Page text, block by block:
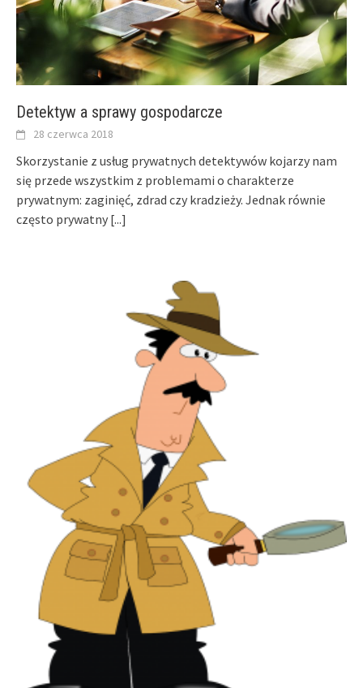
Detektyw a sprawy gospodarcze
28 czerwca 2018
Skorzystanie z usług prywatnych detektywów kojarzy nam
się przede wszystkim z problemami o charakterze
prywatnym: zaginięć, zdrad czy kradzieży. Jednak równie
często prywatny [...]